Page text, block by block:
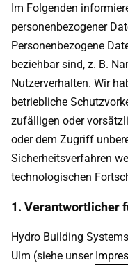
Im Folgenden
personenbezogener
Personenbezogene
beziehbar sind, z. B.
Nutzerverhalten. Wir
betriebliche
zufälligen oder
oder dem Zugriff
Sicherheitsverfahren
technologischen
1. Verantwortlicher
Hydro Building
Ulm (siehe unser